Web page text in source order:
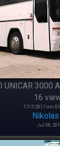
UNICAR 3000
16
17/7/2017 στο
Nikolas
Jul 08,